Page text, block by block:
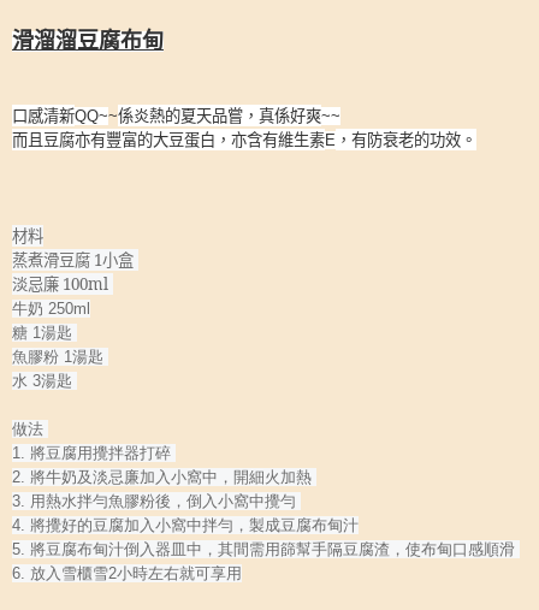
滑溜溜豆腐布甸
口感清新QQ~~係炎熱的夏天品嘗，真係好爽~~
而且豆腐亦有豐富的大豆蛋白，亦含有維生素E ，有防衰老的功效。
材料
蒸煮滑豆腐 1小盒
淡忌廉 100ml
牛奶 250ml
糖 1 湯匙
魚膠粉 1 湯匙
水 3湯匙
做法
1. 將豆腐用攪拌器打碎
2. 將牛奶及淡忌廉加入小窩中，開細火加熱
3. 用熱水拌勻魚膠粉後，倒入小窩中攪勻
4. 將攪好的豆腐加入小窩中拌勻，製成豆腐布甸汁
5. 將豆腐布甸汁倒入器皿中，其間需用篩幫手隔豆腐渣，使布甸口感順滑
6. 放入雪櫃雪2小時左右就可享用